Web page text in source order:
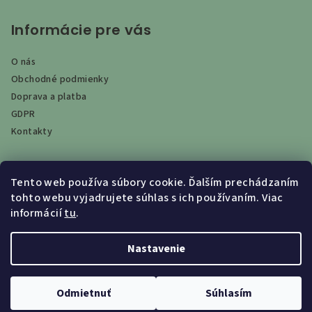
Tento web používa súbory cookie. Ďalším prechádzaním
tohto webu vyjadrujete súhlas s ich používaním. Viac
informáciítu.
Nastavenie
Odmietnuť Súhlasím
Informácie pre vás
O nás
Obchodné podmienky
Doprava a platba
GDPR
Kontakty
Vyhľadávanie
Hľadať
EKO-THERM